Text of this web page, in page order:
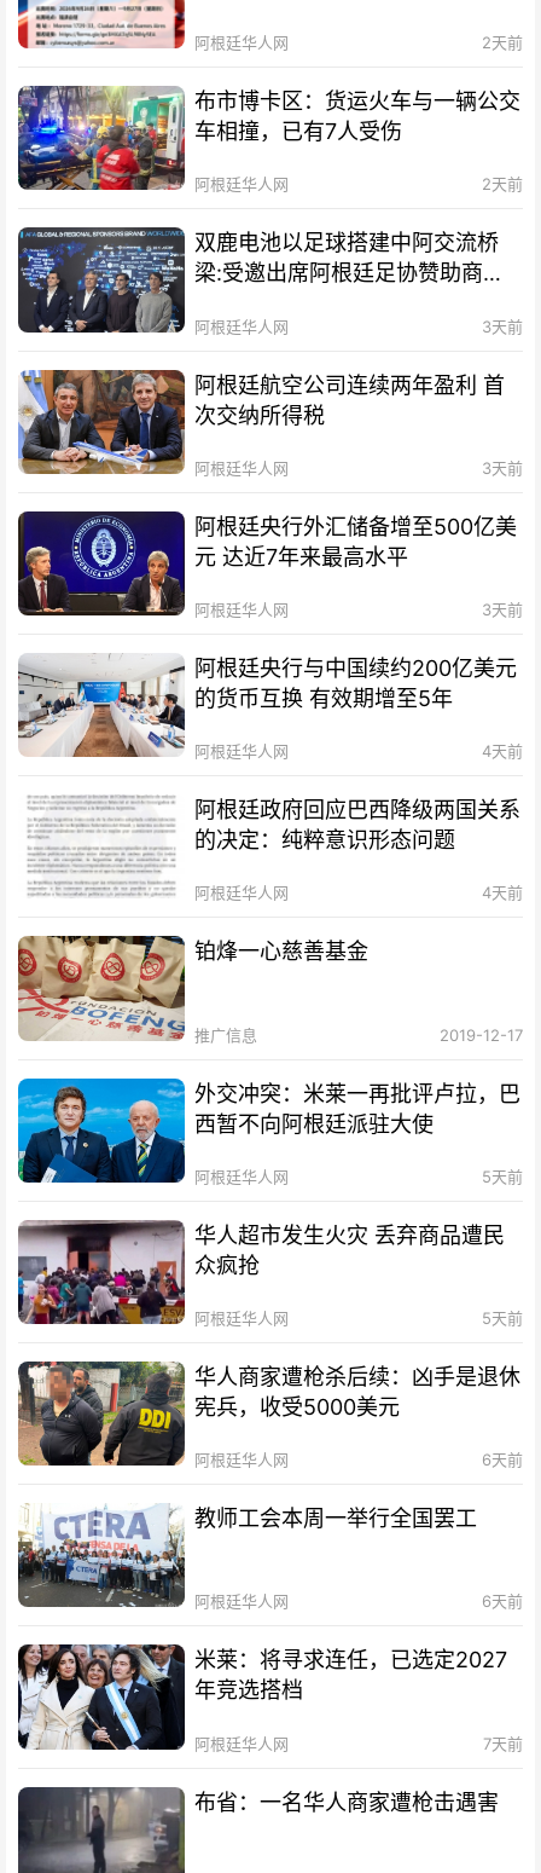
阿根廷华人网 2天前
布市博卡区：货运火车与一辆公交
车相撞，已有7人受伤
阿根廷华人网 2天前
双鹿电池以足球搭建中阿交流桥
梁:受邀出席阿根廷足协赞助商招
阿根廷华人网 3天前
阿根廷航空公司连续两年盈利 首
次交纳所得税
阿根廷华人网 3天前
阿根廷央行外汇储备增至500亿美
元 达近7年来最高水平
阿根廷华人网 3天前
阿根廷央行与中国续约200亿美元
的货币互换 有效期增至5年
阿根廷华人网 4天前
阿根廷政府回应巴西降级两国关系
的决定：纯粹意识形态问题
阿根廷华人网 4天前
铂烽一心慈善基金
推广信息 2019-12-17
外交冲突：米莱一再批评卢拉，巴
西暂不向阿根廷派驻大使
阿根廷华人网 5天前
华人超市发生火灾 丢弃商品遭民
众疯抢
阿根廷华人网 5天前
华人商家遭枪杀后续：凶手是退休
宪兵，收受5000美元
阿根廷华人网 6天前
教师工会本周一举行全国罢工
阿根廷华人网 6天前
米莱：将寻求连任，已选定2027
年竞选搭档
阿根廷华人网 7天前
布省：一名华人商家遭枪击遇害